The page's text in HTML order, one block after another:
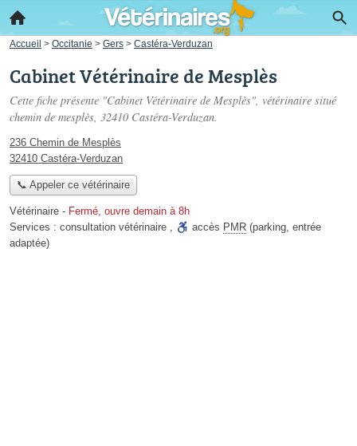
Accueil > Occitanie > Gers > Castéra-Verduzan
Cabinet Vétérinaire de Mesplès
Cette fiche présente "Cabinet Vétérinaire de Mesplès", vétérinaire situé
chemin de mesplès, 32410 Castéra-Verduzan.
236 Chemin de Mesplès
32410 Castéra-Verduzan
📞 Appeler ce vétérinaire
Vétérinaire - Fermé, ouvre demain à 8h
Services : consultation vétérinaire , accès PMR (parking, entrée
adaptée)